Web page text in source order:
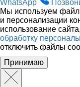
WhatsApp
Мы используем
и персонализации
использование
обработку
отключить файлы
Принимаю